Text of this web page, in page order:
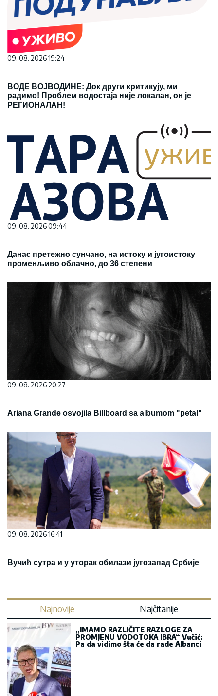
09. 08. 2026 19:24
ВОДЕ ВОЈВОДИНЕ: Док други критикују, ми
радимо! Проблем водостаја није локалан, он је
РЕГИОНАЛАН!
09. 08. 2026 09:44
Данас претежно сунчано, на истоку и југоистоку
променљиво облачно, до 36 степени
09. 08. 2026 20:27
Ariana Grande osvojila Billboard sa albumom "petal"
09. 08. 2026 16:41
Вучић сутра и у уторак обилази југозапад Србије
Najnovije Najčitanije
„IMAMO RAZLIČITE RAZLOGE ZA
PROMJENU VODOTOKA IBRA“ Vučić:
Pa da vidimo šta će da rade Albanci